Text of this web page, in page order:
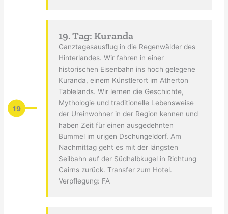
19
19. Tag: Kuranda
Ganztagesausflug in die Regenwälder des
Hinterlandes. Wir fahren in einer
historischen Eisenbahn ins hoch gelegene
Kuranda, einem Künstlerort im Atherton
Tablelands. Wir lernen die Geschichte,
Mythologie und traditionelle Lebensweise
der Ureinwohner in der Region kennen und
haben Zeit für einen ausgedehnten
Bummel im urigen Dschungeldorf. Am
Nachmittag geht es mit der längsten
Seilbahn auf der Südhalbkugel in Richtung
Cairns zurück. Transfer zum Hotel.
Verpflegung: FA